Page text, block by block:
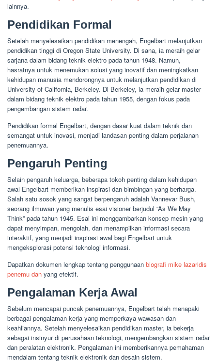
lainnya.
Pendidikan Formal
Setelah menyelesaikan pendidikan menengah, Engelbart melanjutkan
pendidikan tinggi di Oregon State University. Di sana, ia meraih gelar
sarjana dalam bidang teknik elektro pada tahun 1948. Namun,
hasratnya untuk menemukan solusi yang inovatif dan meningkatkan
kehidupan manusia mendorongnya untuk melanjutkan pendidikan di
University of California, Berkeley. Di Berkeley, ia meraih gelar master
dalam bidang teknik elektro pada tahun 1955, dengan fokus pada
pengembangan sistem radar.
Pendidikan formal Engelbart, dengan dasar kuat dalam teknik dan
semangat untuk inovasi, menjadi landasan penting dalam perjalanan
penemuannya.
Pengaruh Penting
Selain pengaruh keluarga, beberapa tokoh penting dalam kehidupan
awal Engelbart memberikan inspirasi dan bimbingan yang berharga.
Salah satu sosok yang sangat berpengaruh adalah Vannevar Bush,
seorang ilmuwan yang menulis esai visioner berjudul “As We May
Think” pada tahun 1945. Esai ini menggambarkan konsep mesin yang
dapat menyimpan, mengolah, dan menampilkan informasi secara
interaktif, yang menjadi inspirasi awal bagi Engelbart untuk
mengeksplorasi potensi teknologi informasi.
Dapatkan dokumen lengkap tentang penggunaan biografi mike lazaridis
penemu dan yang efektif.
Pengalaman Kerja Awal
Sebelum mencapai puncak penemuannya, Engelbart telah menapaki
berbagai pengalaman kerja yang memperkaya wawasan dan
keahliannya. Setelah menyelesaikan pendidikan master, ia bekerja
sebagai insinyur di perusahaan teknologi, mengembangkan sistem radar
dan peralatan elektronik. Pengalaman ini memberikannya pemahaman
mendalam tentang teknik elektronik dan desain sistem.